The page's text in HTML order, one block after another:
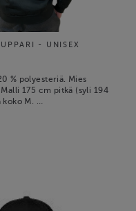
- UNISEX
% polyesteriä. Mies
175 cm pitkä (syli 194
M. …